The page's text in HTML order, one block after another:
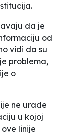
da je
od
vidi da su
problema,
o
ne urade
u kojoj
linije